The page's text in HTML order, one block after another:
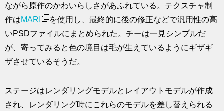
ながら原作のかわいらしさがあふれている。テクスチャ制
作はMARI
を使用し、最終的に後の修正などで汎用性の高
いPSDファイルにまとめられた。チーは一見シンプルだ
が、寄ってみると色の境目は毛が生えているようにギザギ
ザさせているそうだ。
ステージはレンダリングモデルとレイアウトモデルが作成
され、レンダリング時にこれらのモデルを差し替えられる